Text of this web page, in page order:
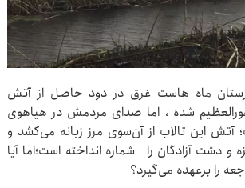
ماه هاست غرق در دود حاصل از آتش
شده ، اما صدای مردمش در هیاهوی
این تالاب از آن‌سوی مرز زبانه می‌کشد و
و دشت آزادگان را شماره انداخته است؛اما آیا
را برعهده می‌گیرد؟